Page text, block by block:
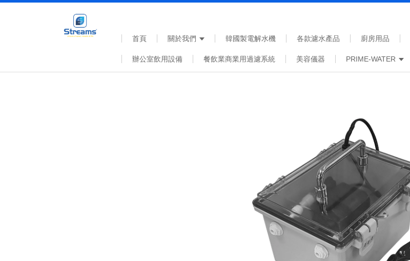
首頁 關於我們 韓國製電解水機 各款濾水產品 廚房用品
辦公室飲用設備 餐飲業商業用過濾系統 美容儀器 PRIME-WATER